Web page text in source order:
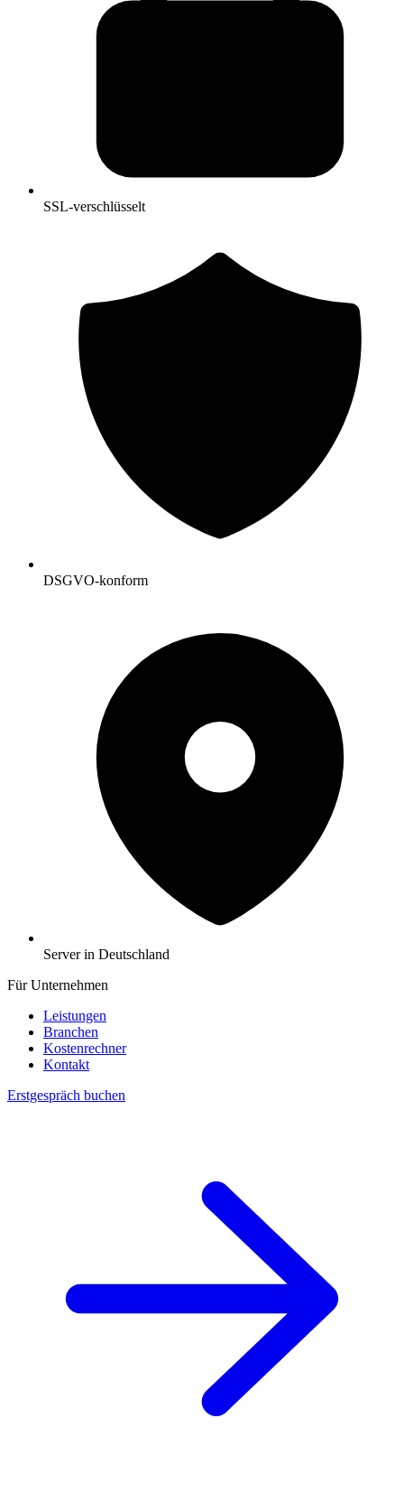
SSL-verschlüsselt
DSGVO-konform
Server in Deutschland
Für Unternehmen
Leistungen
Branchen
Kostenrechner
Kontakt
Erstgespräch buchen